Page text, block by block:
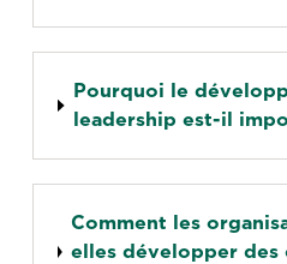
Pourquoi le
leadership est-il
Comment les
elles développer des